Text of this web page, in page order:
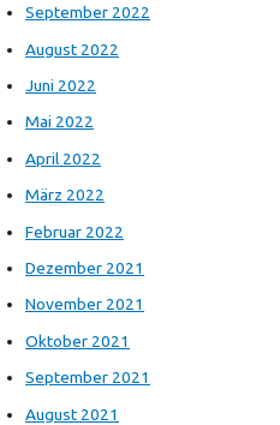
September 2022
August 2022
Juni 2022
Mai 2022
April 2022
März 2022
Februar 2022
Dezember 2021
November 2021
Oktober 2021
September 2021
August 2021